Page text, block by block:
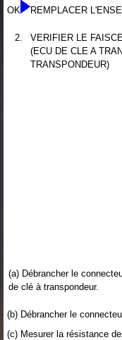
OK REMPLACER
2.
VERIFIER LE
(ECU DE CLE A
TRANSPONDEUR)
(a) Débrancher le
de clé à transpondeur.
(b) Débrancher le
(c) Mesurer la résistance